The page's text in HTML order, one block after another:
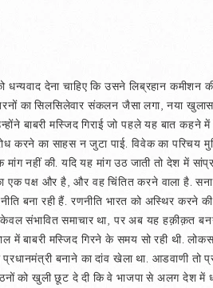
देना चाहिए कि उसने लिब्रहान कमीशन की
का सिलसिलेवार संकलन जैसा लगा, नया
बाबरी मस्जिद गिराई जो पहले यह बात
करने का साहस न जुटा पाई. विवेक का परिचय
मांग नहीं की. यदि यह मांग उठ जाती तो देश में
पक्ष और है, और वह चिंतित करने वाला है.
बना रही हैं. रणनीति भारत को अस्थिर करने
संभावित समाचार था, पर अब यह हक़ीक़त
में बाबरी मस्जिद गिरने के समय सो रही थी.
बनाने का दांव खेला था. आडवाणी तो
को खुली छूट दे दी कि वे भाजपा से अलग देश में